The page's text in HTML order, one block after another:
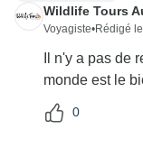
Wildlife Tours
Voyagiste•Rédigé
Il n'y a pas de
monde est le
0